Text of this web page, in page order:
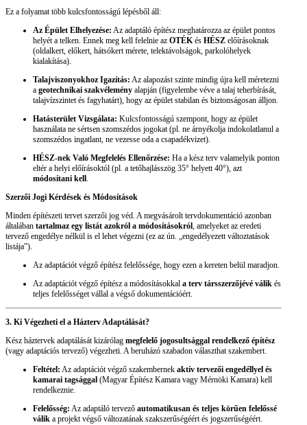
Ez a folyamat több kulcsfontosságú lépésből áll:
Az Épület Elhelyezése: Az adaptáló építész meghatározza az épület pontos
helyét a telken. Ennek meg kell felelnie az OTÉKés HÉSZ előírásoknak
(oldalkert, előkert, hátsókert mérete, telektávolságok, parkolóhelyek
kialakítása).
Talajviszonyokhoz Igazítás: Az alapozást szinte mindig újra kell méretezni
a geotechnikai szakvélemény alapján (figyelembe véve a talaj teherbírását,
talajvízszintet és fagyhatárt), hogy az épület stabilan és biztonságosan álljon.
Hatásterület Vizsgálata: Kulcsfontosságú szempont, hogy az épület
használata ne sértsen szomszédos jogokat (pl. ne árnyékolja indokolatlanul a
szomszédos ingatlant, ne vezesse oda a csapadékvizet).
HÉSZ-nek Való Megfelelés Ellenőrzése: Ha a kész terv valamelyik ponton
eltér a helyi előírásoktól (pl. a tetőhajlásszög 35° helyett 40°), azt
módosítani kell.
Szerzői Jogi Kérdések és Módosítások
Minden építészeti tervet szerzői jog véd. A megvásárolt tervdokumentáció azonban
általában tartalmaz egy listát azokról a módosításokról, amelyeket az eredeti
tervező engedélye nélkül is el lehet végezni (ez az ún. „engedélyezett változtatások
listája”).
Az adaptációt végző építész felelőssége, hogy ezen a kereten belül maradjon.
Az adaptációt végző építész a módosításokkal a terv társszerzőjévé válik és
teljes felelősséget vállal a végső dokumentációért.
3. Ki Végezheti el a Házterv Adaptálását?
Kész háztervek adaptálását kizárólag megfelelő jogosultsággal rendelkező építész
(vagy adaptációs tervező) végezheti. A beruházó szabadon választhat szakembert.
Feltétel: Az adaptációt végző szakembernek aktív tervezői engedéllyel és
kamarai tagsággal (Magyar Építész Kamara vagy Mérnöki Kamara) kell
rendelkeznie.
Felelősség: Az adaptáló tervező automatikusan és teljes körűen felelőssé
válik a projekt végső változatának szakszerűségéért és jogszerűségéért.